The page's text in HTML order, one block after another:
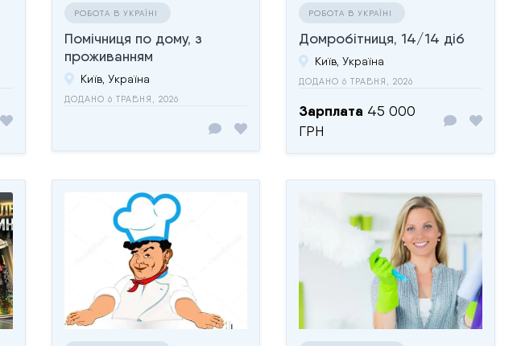
РОБОТА В УКРАЇНІ
Помічниця по дому, з
проживанням
Київ, Україна
ДОДАНО 6 ТРАВНЯ, 2026
РОБОТА В УКРАЇНІ
Домробітниця, 14/14 діб
Київ, Україна
ДОДАНО 6 ТРАВНЯ, 2026
Зарплата 45 000
ГРН